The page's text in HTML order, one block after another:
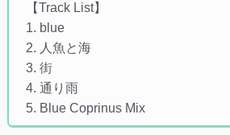
【Track List】
1. blue
2. 人魚と海
3. 街
4. 通り雨
5. Blue Coprinus Mix